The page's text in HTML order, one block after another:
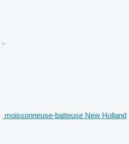
moissonneuse-batteuse New Holland